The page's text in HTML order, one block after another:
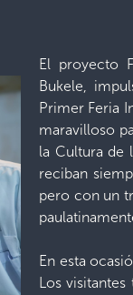
El proyecto
Bukele,
Primer Feria
maravilloso
la Cultura de
reciban
pero con un
En esta
Los